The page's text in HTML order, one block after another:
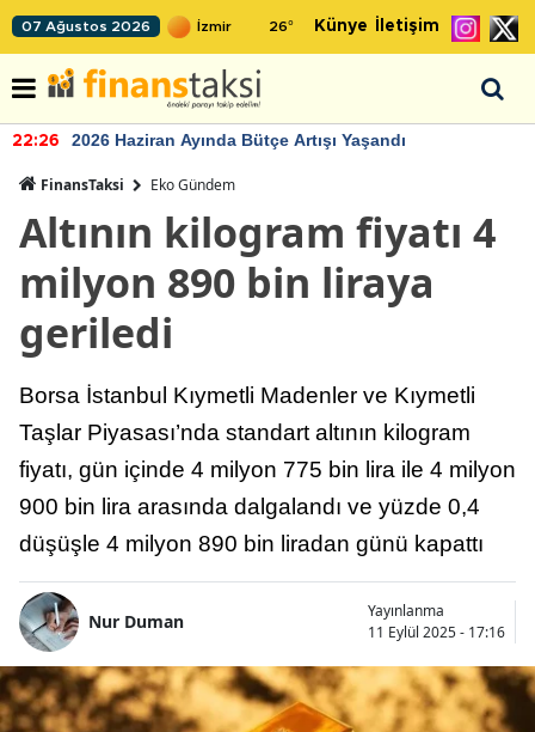
07 Ağustos 2026 26° Künye İletişim
22:26 2026 Haziran Ayında Bütçe Artışı Yaşandı
FinansTaksi Eko Gündem
Altının kilogram fiyatı 4
milyon 890 bin liraya
geriledi
Borsa İstanbul Kıymetli Madenler ve Kıymetli
Taşlar Piyasası’nda standart altının kilogram
fiyatı, gün içinde 4 milyon 775 bin lira ile 4 milyon
900 bin lira arasında dalgalandı ve yüzde 0,4
düşüşle 4 milyon 890 bin liradan günü kapattı
Nur Duman
Yayınlanma
11 Eylül 2025 - 17:16